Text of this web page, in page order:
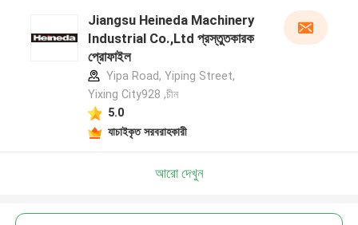
Jiangsu Heineda Machinery
Industrial Co.,Ltd প্রস্তুতকারক
প্রোফাইল
Yipa Road, Yiping Street,
Yixing City928 ,চীন
5.0
যাচাইকৃত সরবরাহকারী
আরো দেখুন